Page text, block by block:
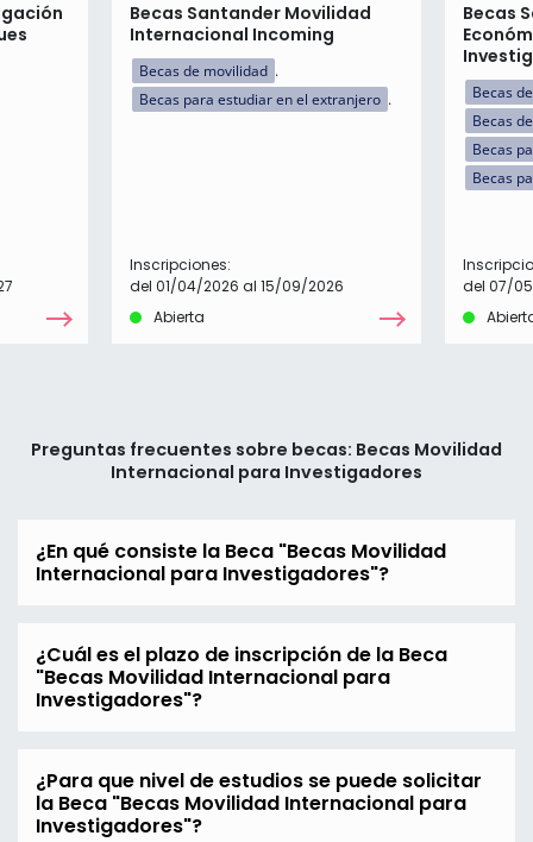
Becas Santander Movilidad
Internacional Incoming
Becas de movilidad
Becas para estudiar en el extranjero
Inscripciones:
del 01/04/2026 al 15/09/2026
Abierta
Becas
Becas
Becas
Becas
Becas
del 07/
Preguntas frecuentes sobre becas: Becas Movilidad
Internacional para Investigadores
¿En qué consiste la Beca "Becas Movilidad
Internacional para Investigadores"?
¿Cuál es el plazo de inscripción de la Beca
"Becas Movilidad Internacional para
Investigadores"?
¿Para que nivel de estudios se puede solicitar
la Beca "Becas Movilidad Internacional para
Investigadores"?